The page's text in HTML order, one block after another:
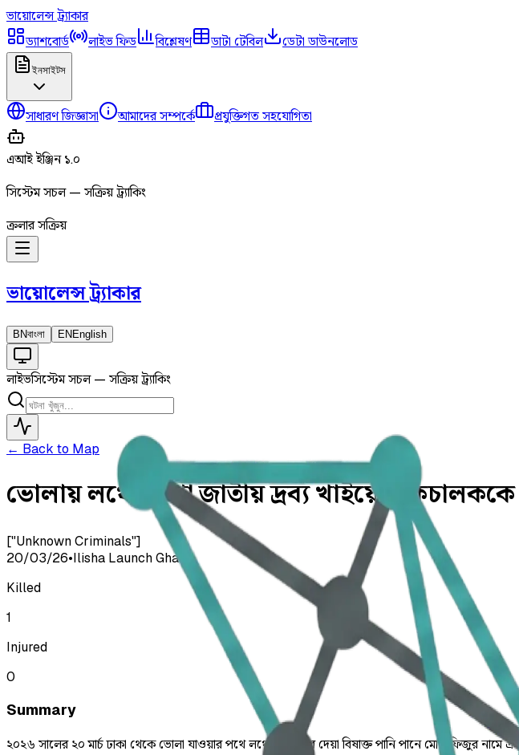
ভায়োলেন্সট্র্যাকার
ড্যাশবোর্ড
লাইভ ফিড বিশ্লেষণ ডাটা টেবিল ডেটা ডাউনলোড
ইনসাইটস
সাধারণ জিজ্ঞাসা আমাদের সম্পর্কে প্রযুক্তিগত সহযোগিতা
এআই ইঞ্জিন ১.০
সিস্টেম সচল — সক্রিয় ট্র্যাকিং
ক্রলার সক্রিয়
ভায়োলেন্সট্র্যাকার
BNবাংলা EN English
লাইভসিস্টেম সচল — সক্রিয় ট্র্যাকিং
← Back to Map
ভোলায় লঞ্চে নেশা জাতীয় দ্রব্য খাইয়ে
["Unknown Criminals"]
20/03/26•Ilisha Launch Ghat
Killed
1
Injured
0
Summary
২০২৬ সালের ২০ মার্চ ঢাকা থেকে ভোলা যাওয়ার পথে লঞ্চে দুর্বৃত্তদের দেয়া বিষাক্ত পানি পানে মোস্তাফিজুর